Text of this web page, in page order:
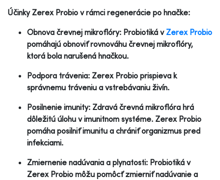
Účinky Zerex Probio v rámci regenerácie po hnačke:
Obnova črevnej mikroflóry: Probiotiká v Zerex Probio
pomáhajú obnoviť rovnováhu črevnej mikroflóry,
ktorá bola narušená hnačkou.
Podpora trávenia: Zerex Probio prispieva k
správnemu tráveniu a vstrebávaniu živín.
Posilnenie imunity: Zdravá črevná mikroflóra hrá
dôležitú úlohu v imunitnom systéme. Zerex Probio
pomáha posilniť imunitu a chrániť organizmus pred
infekciami.
Zmiernenie nadúvania a plynatosti: Probiotiká v
Zerex Probio môžu pomôcť zmierniť nadúvanie a